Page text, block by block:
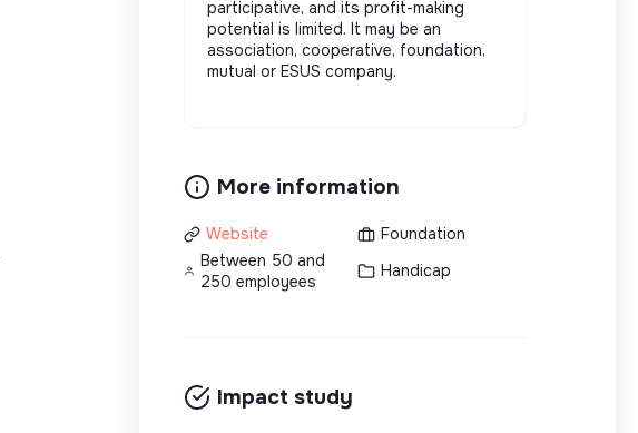
participative, and its profit-making
potential is limited. It may be an
association, cooperative, foundation,
mutual or ESUS company.
More information
Website
Foundation
Between 50 and
250 employees
Handicap
Impact study